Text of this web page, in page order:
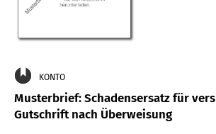
KONTO
Musterbrief: Schadensersatz für
Gutschrift nach Überweisung